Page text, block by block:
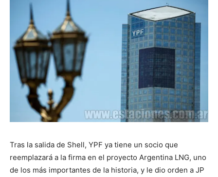
Tras la salida de Shell, YPF ya tiene un socio que
reemplazará a la firma en el proyecto Argentina LNG, uno
de los más importantes de la historia, y le dio orden a JP